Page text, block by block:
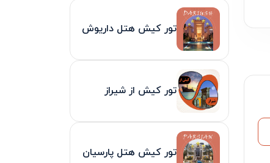
تور کیش هتل داریوش
تور کیش از شیراز
تور کیش هتل پارسیان